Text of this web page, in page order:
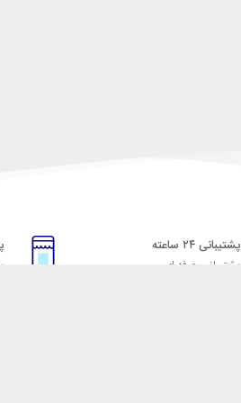
پشتیبانی ۲۴ ساعته
پشتیبانی حرفه ای